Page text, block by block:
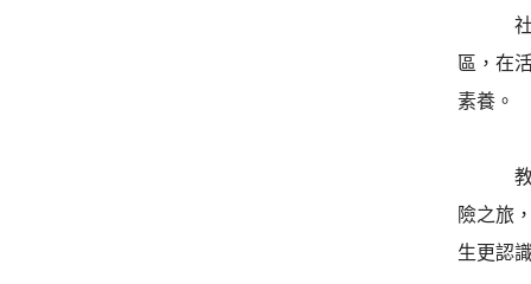
社會
區，在
素養。
教務
險之旅
生更認